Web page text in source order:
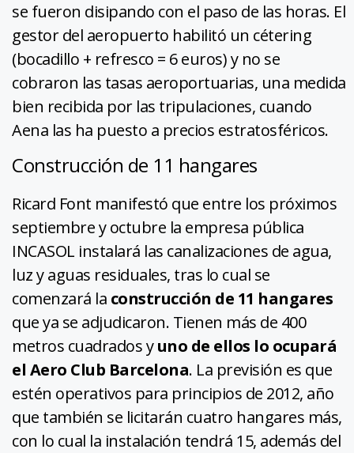
se fueron disipando con el paso de las horas. El
gestor del aeropuerto habilitó un cétering
(bocadillo + refresco = 6 euros) y no se
cobraron las tasas aeroportuarias, una medida
bien recibida por las tripulaciones, cuando
Aena las ha puesto a precios estratosféricos.
Construcción de 11 hangares
Ricard Font manifestó que entre los próximos
septiembre y octubre la empresa pública
INCASOL instalará las canalizaciones de agua,
luz y aguas residuales, tras lo cual se
comenzará la construcción de 11 hangares
que ya se adjudicaron. Tienen más de 400
metros cuadrados yuno de ellos lo ocupará
el Aero Club Barcelona. La previsión es que
estén operativos para principios de 2012, año
que también se licitarán cuatro hangares más,
con lo cual la instalación tendrá 15, además del